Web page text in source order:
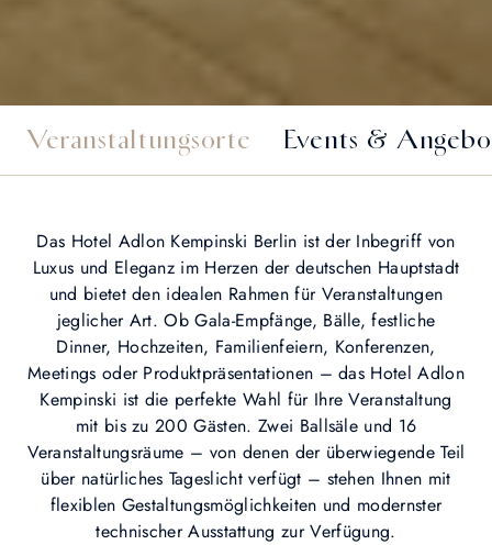
Veranstaltungsorte Events &
Das Hotel Adlon Kempinski Berlin ist der Inbegriff von
Luxus und Eleganz im Herzen der deutschen Hauptstadt
und bietet den idealen Rahmen für Veranstaltungen
jeglicher Art. Ob Gala-Empfänge, Bälle, festliche
Dinner, Hochzeiten, Familienfeiern, Konferenzen,
Meetings oder Produktpräsentationen – das Hotel Adlon
Kempinski ist die perfekte Wahl für Ihre Veranstaltung
mit bis zu 200 Gästen. Zwei Ballsäle und 16
Veranstaltungsräume – von denen der überwiegende Teil
über natürliches Tageslicht verfügt – stehen Ihnen mit
flexiblen Gestaltungsmöglichkeiten und modernster
technischer Ausstattung zur Verfügung.